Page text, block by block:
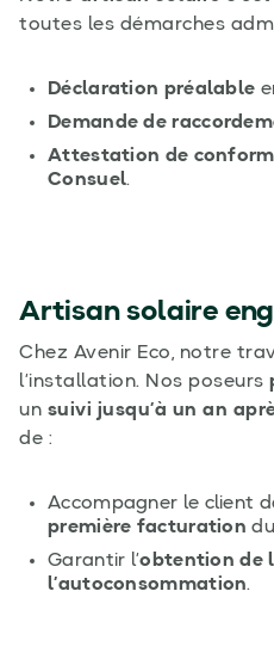
toutes les démarches
Déclaration préalable
Demande de
Attestation de
Consuel.
Artisan solaire
Chez Avenir Eco, notre
l’installation. Nos poseurs
un suivi jusqu’à un an
de :
Accompagner le client
première facturation
Garantir l’obtention de
l’autoconsommation.